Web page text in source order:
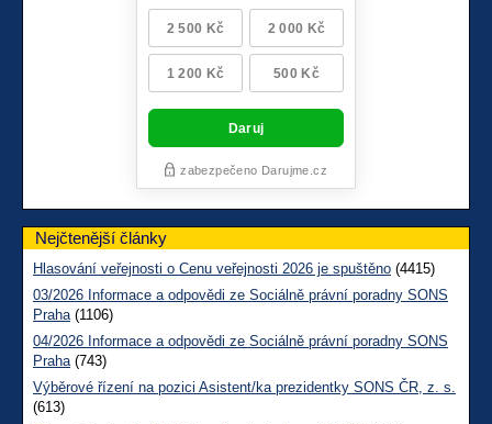
Nejčtenější články
Hlasování veřejnosti o Cenu veřejnosti 2026 je spuštěno (4415)
03/2026 Informace a odpovědi ze Sociálně právní poradny SONS
Praha(1106)
04/2026 Informace a odpovědi ze Sociálně právní poradny SONS
Praha(743)
Výběrové řízení na pozici Asistent/ka prezidentky SONS ČR, z. s.
(613)